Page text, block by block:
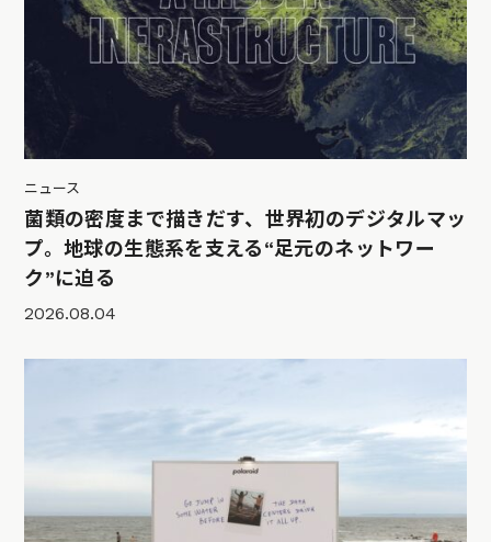
ニュース
菌類の密度まで描きだす、世界初のデジタルマッ
プ。地球の生態系を支える“足元のネットワー
ク”に迫る
2026.08.04